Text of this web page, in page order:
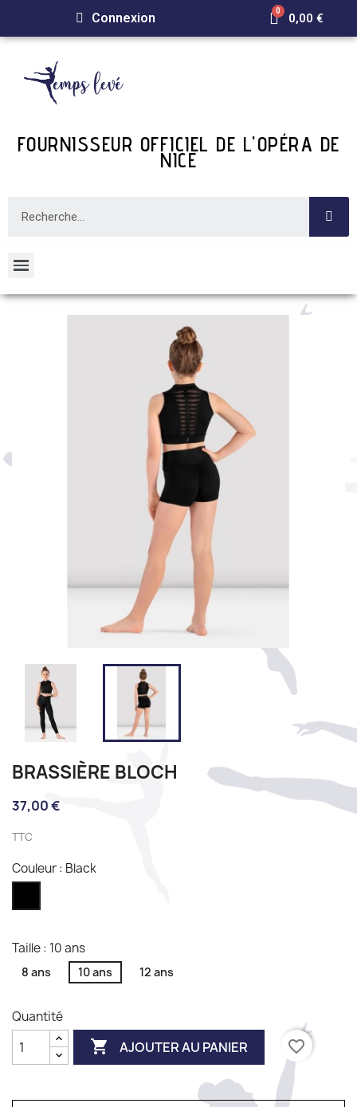
Connexion 0,00 €
FOURNISSEUR OFFICIEL DE L'OPÉRA DE
NICE
BRASSIÈRE BLOCH
37,00 €
TTC
Couleur : Black
Taille : 10 ans
8 ans 10 ans 12 ans
Quantité
 AJOUTER AU PANIER favorite_border